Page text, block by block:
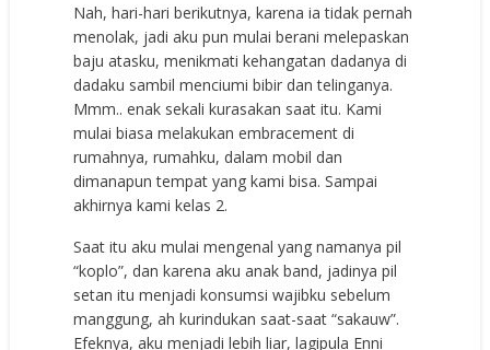
Nah, hari-hari berikutnya, karena ia tidak pernah
menolak, jadi aku pun mulai berani melepaskan
baju atasku, menikmati kehangatan dadanya di
dadaku sambil menciumi bibir dan telinganya.
Mmm.. enak sekali kurasakan saat itu. Kami
mulai biasa melakukan embracement di
rumahnya, rumahku, dalam mobil dan
dimanapun tempat yang kami bisa. Sampai
akhirnya kami kelas 2.
Saat itu aku mulai mengenal yang namanya pil
“koplo”, dan karena aku anak band, jadinya pil
setan itu menjadi konsumsi wajibku sebelum
manggung, ah kurindukan saat-saat “sakauw”.
Efeknya, aku menjadi lebih liar, lagipula Enni